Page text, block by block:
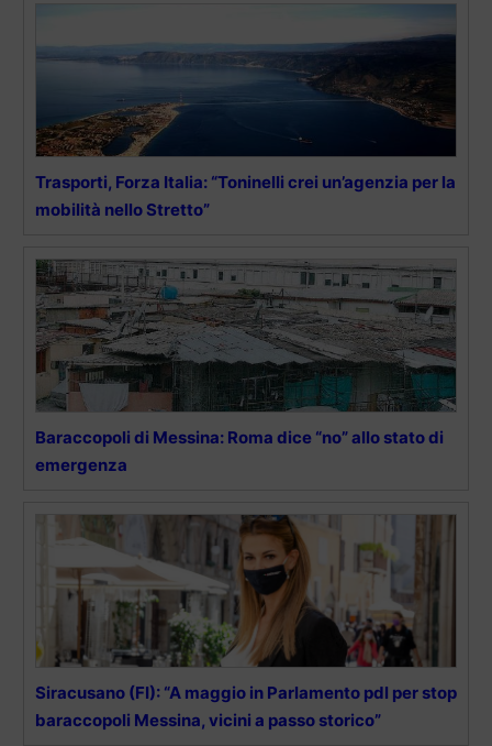
Trasporti, Forza Italia: “Toninelli crei un’agenzia per la
mobilità nello Stretto”
Baraccopoli di Messina: Roma dice “no” allo stato di
emergenza
Siracusano (FI): “A maggio in Parlamento pdl per stop
baraccopoli Messina, vicini a passo storico”